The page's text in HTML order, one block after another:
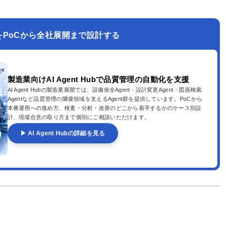
から全社展開まで設計する
製造業向けAI Agent Hubで品質管理の自動化を支援
AI Agent Hubの製造業展開では、設備保全Agent・設計変更Agent・図面検索
Agentなど品質管理の隣接領域を支えるAgent群を提供しています。PoCから
本番運用への進め方、検査・分析・改善のどこから着手するかのケース別設
計、現場合意の取り方まで個別にご相談いただけます。
▶ AI Agent Hubの詳細を見る